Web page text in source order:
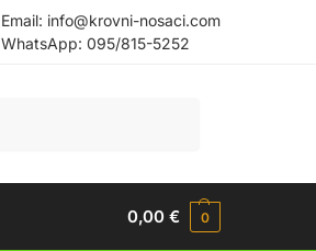
Email: info@krovni-nosaci.com
WhatsApp: 095/815-5252
0,00€ 0